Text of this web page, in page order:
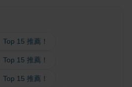
15 推薦！
15 推薦！
15 推薦！